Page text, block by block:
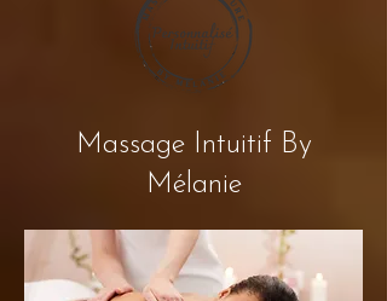
Massage Intuitif By
Mélanie